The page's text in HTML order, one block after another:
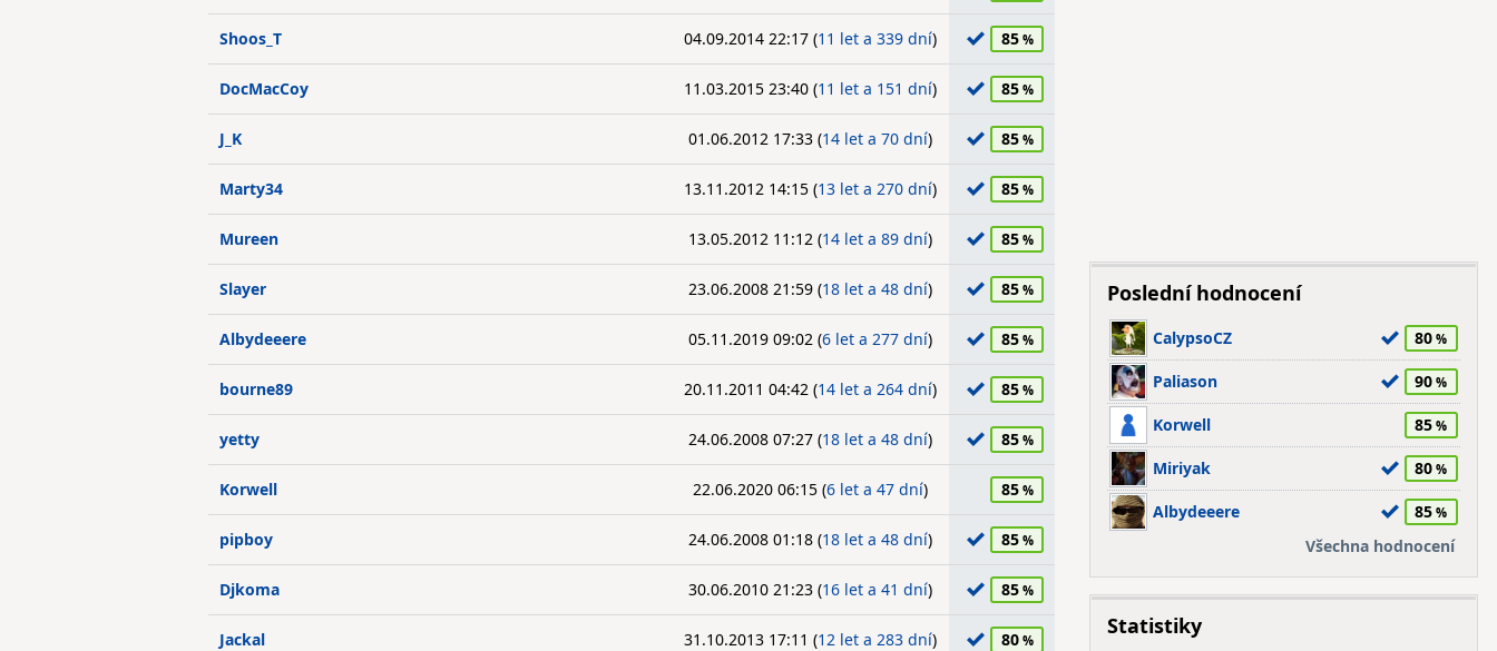
Shoos_T 04.09.2014 22:17 (11 let a 339 dní) 85
DocMacCoy 11.03.2015 23:40 (11 let a 151 dní) 85
J_K 01.06.2012 17:33 (14 let a 70 dní) 85
Marty34 13.11.2012 14:15 (13 let a 270 dní) 85
Mureen 13.05.2012 11:12 (14 let a 89 dní) 85
Slayer 23.06.2008 21:59 (18 let a 48 dní) 85
Albydeeere 05.11.2019 09:02 (6 let a 277 dní) 85
bourne89 20.11.2011 04:42 (14 let a 264 dní) 85
yetty 24.06.2008 07:27 (18 let a 48 dní) 85
Korwell 22.06.2020 06:15 (6 let a 47 dní) 85
pipboy 24.06.2008 01:18 (18 let a 48 dní) 85
Djkoma 30.06.2010 21:23 (16 let a 41 dní) 85
Jackal 31.10.2013 17:11 (12 let a 283 dní) 80
Poslední hodnocení
CalypsoCZ 80
Paliason 90
Korwell 85
Miriyak 80
Albydeeere
85
Všechna hodnocení
Statistiky